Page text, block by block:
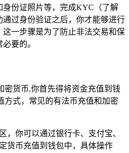
身份证照片等，完成KYC（了解
过身份验证之后，你才能够进行
一步骤是为了防止非法交易和保
要的。
密货币,你首先得将资金充值到钱
方式，常见的有法币充值和加密
，你可以通过银行卡、支付宝、
货币充值到钱包中，具体操作